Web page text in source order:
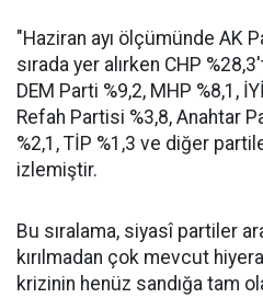
"Haziran ayı ölçümünde AK
sırada yer alırken CHP
DEM Parti %9,2, MHP %8,1,
Refah Partisi %3,8, Anahtar
%2,1, TİP %1,3 ve diğer
izlemiştir.
Bu sıralama, siyasî partiler
kırılmadan çok mevcut
krizinin henüz sandığa tam